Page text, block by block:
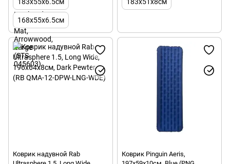
183x55x6.5см
168x55x6.5см
183x51x8см
Коврик надувной Rab
Коврик Pinguin Aeris,